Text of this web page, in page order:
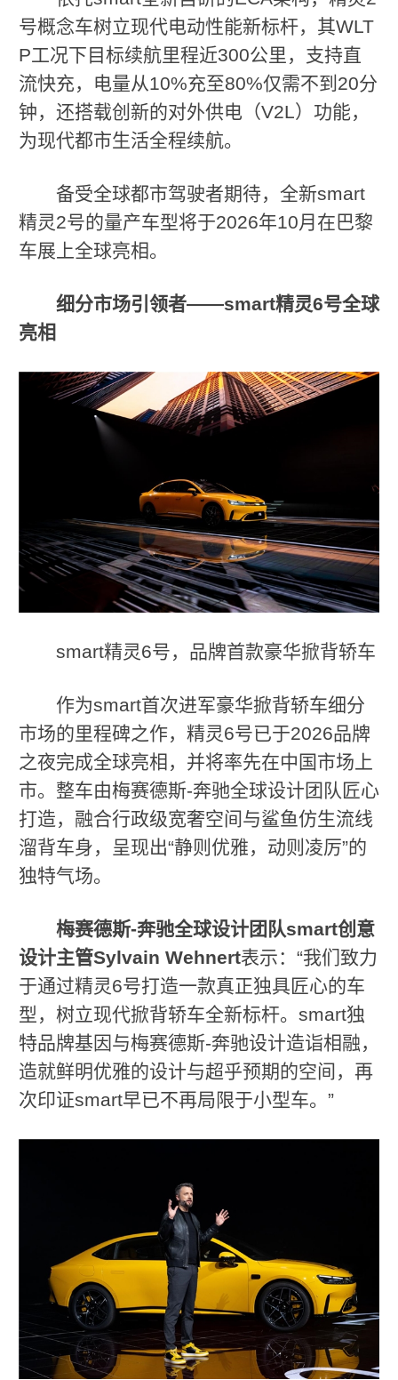
号概念车树立现代电动性能新标杆，其WLT
P工况下目标续航里程近300公里，支持直
流快充，电量从10%充至80%仅需不到20分
钟，还搭载创新的对外供电（V2L）功能，
为现代都市生活全程续航。
备受全球都市驾驶者期待，全新smart
精灵2号的量产车型将于2026年10月在巴黎
车展上全球亮相。
细分市场引领者——smart精灵6号全球
亮相
smart精灵6号，品牌首款豪华掀背轿车
作为smart首次进军豪华掀背轿车细分
市场的里程碑之作，精灵6号已于2026品牌
之夜完成全球亮相，并将率先在中国市场上
市。整车由梅赛德斯-奔驰全球设计团队匠心
打造，融合行政级宽奢空间与鲨鱼仿生流线
溜背车身，呈现出“静则优雅，动则凌厉”的
独特气场。
梅赛德斯-奔驰全球设计团队smart创意
设计主管Sylvain Wehnert表示：“我们致力
于通过精灵6号打造一款真正独具匠心的车
型，树立现代掀背轿车全新标杆。smart独
特品牌基因与梅赛德斯-奔驰设计造诣相融，
造就鲜明优雅的设计与超乎预期的空间，再
次印证smart早已不再局限于小型车。”